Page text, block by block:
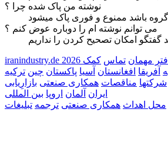
نوشته من پاک شده چرا ؟
مهمان تماس کمک
آفریقا افغانستان آسیا پاکستان چین ترکیه
شرکتها مناقصات همکاری صنعتی بازارِيابی
ايران آلمان اروپا بين المللی
محل اهداث همکاری صنعتی ترجمه تبليغات